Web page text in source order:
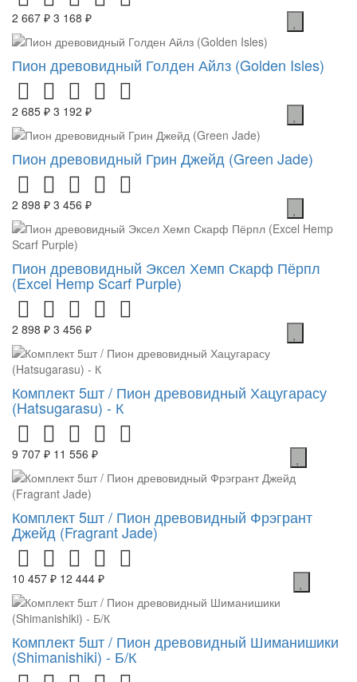
2 667 ₽ 3 168 ₽
Пион древовидный Голден Айлз (Golden Isles)
2 685 ₽ 3 192 ₽
Пион древовидный Грин Джейд (Green Jade)
2 898 ₽ 3 456 ₽
Пион древовидный Эксел Хемп Скарф Пёрпл
(Excel Hemp Scarf Purple)
2 898 ₽ 3 456 ₽
Комплект 5шт / Пион древовидный Хацугарасу
(Hatsugarasu) - К
9 707 ₽ 11 556 ₽
Комплект 5шт / Пион древовидный Фрэгрант
Джейд (Fragrant Jade)
10 457 ₽ 12 444 ₽
Комплект 5шт / Пион древовидный Шиманишики
(Shimanishiki) - Б/К